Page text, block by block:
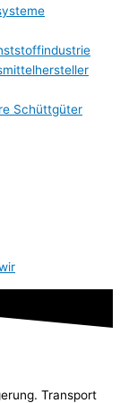
Schüttgüter
Transport